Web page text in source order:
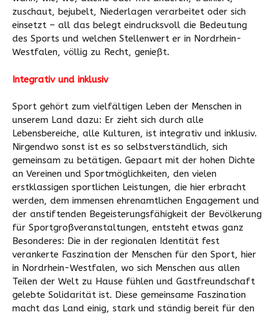
zuschaut, bejubelt, Niederlagen verarbeitet oder sich
einsetzt – all das belegt eindrucksvoll die Bedeutung
des Sports und welchen Stellenwert er in Nordrhein-
Westfalen, völlig zu Recht, genießt.
Integrativ und inklusiv
Sport gehört zum vielfältigen Leben der Menschen in
unserem Land dazu: Er zieht sich durch alle
Lebensbereiche, alle Kulturen, ist integrativ und inklusiv.
Nirgendwo sonst ist es so selbstverständlich, sich
gemeinsam zu betätigen. Gepaart mit der hohen Dichte
an Vereinen und Sportmöglichkeiten, den vielen
erstklassigen sportlichen Leistungen, die hier erbracht
werden, dem immensen ehrenamtlichen Engagement und
der anstiftenden Begeisterungsfähigkeit der Bevölkerung
für Sportgroßveranstaltungen, entsteht etwas ganz
Besonderes: Die in der regionalen Identität fest
verankerte Faszination der Menschen für den Sport, hier
in Nordrhein-Westfalen, wo sich Menschen aus allen
Teilen der Welt zu Hause fühlen und Gastfreundschaft
gelebte Solidarität ist. Diese gemeinsame Faszination
macht das Land einig, stark und ständig bereit für den